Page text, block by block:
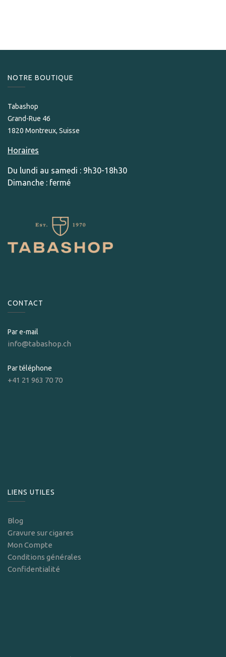
NOTRE BOUTIQUE
Tabashop
Grand-Rue 46
1820 Montreux, Suisse
Horaires
Du lundi au samedi : 9h30-18h30
Dimanche : fermé
CONTACT
Par e-mail
info@tabashop.ch
Par téléphone
+41 21 963 70 70
LIENS UTILES
Blog
Gravure sur cigares
Mon Compte
Conditions générales
Confidentialité